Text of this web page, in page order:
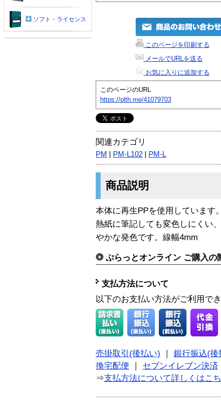
このページを印刷する
メールでURLを送る
お気に入りに追加する
このページのURL
https://plth.me/41079703
関連カテゴリ
PM PM-L102 PM-L
商品説明
本体に再生PPを使用しています
熱紙に筆記しても変色しにくい
やかな発色です。線幅4mm
ぷらっとオンライン ご購入の
支払方法について
以下のお支払い方法がご利用で
売掛取引(後払い)
銀行振込(後
換宅配便
セブンイレブン決済
⇒支払方法について詳しくはこ
ソフト・ライセンス